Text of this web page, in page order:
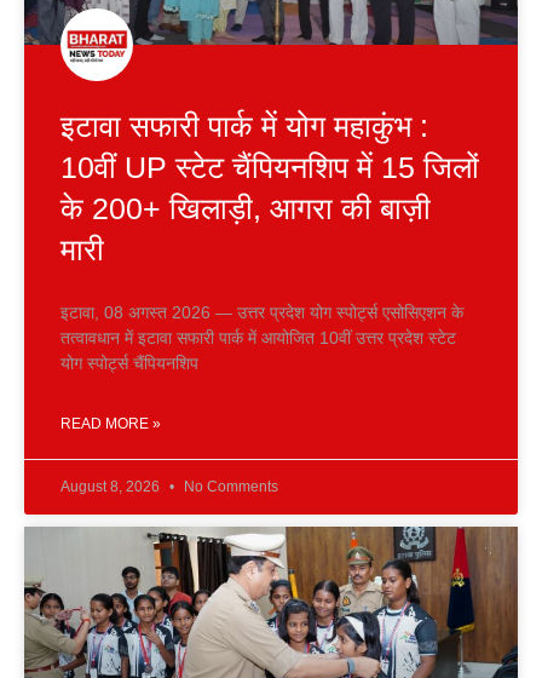
इटावा सफारी पार्क में योग महाकुंभ :
10वीं UP स्टेट चैंपियनशिप में 15 जिलों
के 200+ खिलाड़ी, आगरा की बाज़ी
मारी
इटावा, 08 अगस्त 2026 — उत्तर प्रदेश योग स्पोर्ट्स एसोसिएशन के
तत्वावधान में इटावा सफारी पार्क में आयोजित 10वीं उत्तर प्रदेश स्टेट
योग स्पोर्ट्स चैंपियनशिप
READ MORE »
August 8, 2026 No Comments